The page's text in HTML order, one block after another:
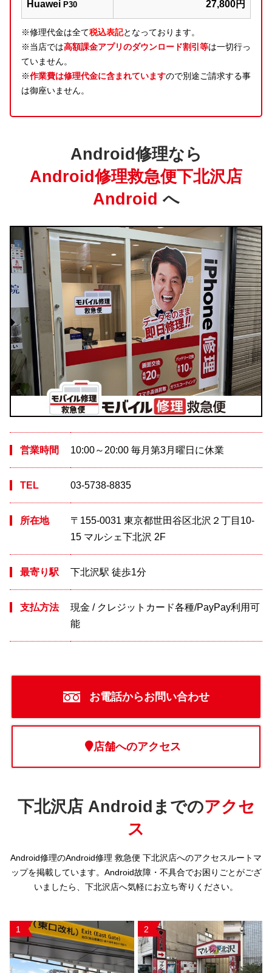
Huawei P30 27,800円
※修理代金は全て税込表記となっております。
※当店では高額課金アプリのダウンロード割引等は一切行っ
ていません。
※作業費は修理代金に含まれていますので別途ご請求する事
は御座いません。
Android修理なら
Android修理救急便下北沢店
Android へ
営業時間 10:00～20:00 毎月第3月曜日に休業
TEL 03-5738-8835
所在地
〒155-0031 東京都世田谷区北沢２丁目10-
15 マルシェ下北沢 2F
最寄り駅 下北沢駅 徒歩1分
支払方法
現金 / クレジットカード各種/PayPay利用可
能
お電話からお問い合わせ
店舗へのアクセス
下北沢店 Androidまでのアクセ
ス
Android修理のAndroid修理 救急便 下北沢店へのアクセスルートマ
ップを掲載しています。Android故障・不具合でお困りごとがござ
いましたら、下北沢店へ気軽にお立ち寄りください。
1 2